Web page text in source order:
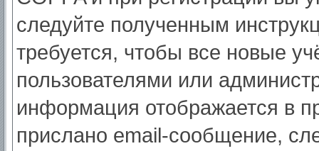
следуйте полученным
требуется, чтобы все новые
пользователями или
информация отображается в
прислано email-сообщение,